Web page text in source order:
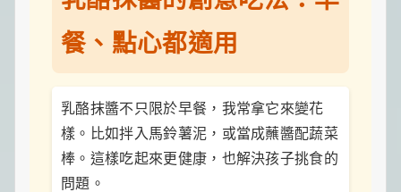
餐、點心都適用
乳酪抹醬不只限於早餐，我常拿它來變花
樣。比如拌入馬鈴薯泥，或當成蘸醬配蔬菜
棒。這樣吃起來更健康，也解決孩子挑食的
問題。